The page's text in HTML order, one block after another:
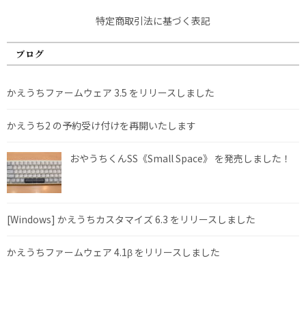
特定商取引法に基づく表記
ブログ
かえうちファームウェア 3.5 をリリースしました
かえうち2 の予約受け付けを再開いたします
おやうちくんSS《Small Space》 を発売しました！
[Windows] かえうちカスタマイズ 6.3 をリリースしました
かえうちファームウェア 4.1β をリリースしました